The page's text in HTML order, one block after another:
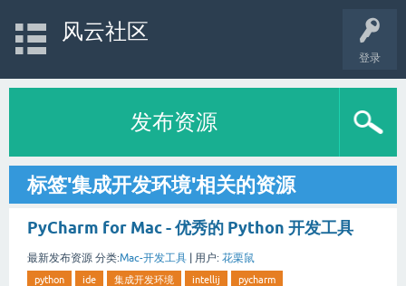
登录
风云社区
发布资源
标签'集成开发环境'相关的资源
PyCharm for Mac - 优秀的 Python 开发工具
最新发布资源 分类:Mac-开发工具 用户: 花栗鼠
python ide 集成开发环境 intellij pycharm